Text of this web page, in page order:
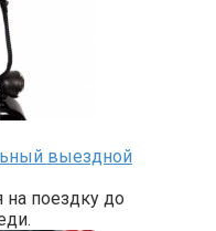
выездной
поездку до